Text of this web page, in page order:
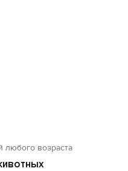
любого возраста